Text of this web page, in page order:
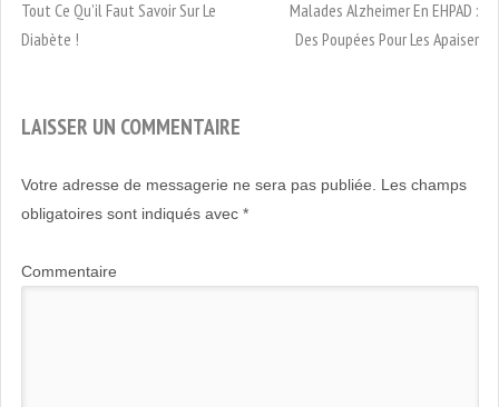
Tout Ce Qu’il Faut Savoir Sur Le
Diabète !
Malades Alzheimer En EHPAD :
Des Poupées Pour Les Apaiser
LAISSER UN COMMENTAIRE
Votre adresse de messagerie ne sera pas publiée.
Les champs
obligatoires sont indiqués avec *
Commentaire